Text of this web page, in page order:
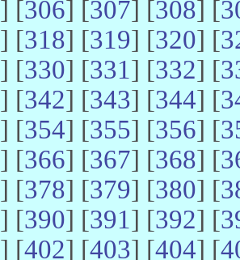
] [306] [307] [308] [
] [318] [319] [320] [
] [330] [331] [332] [
] [342] [343] [344] [
] [354] [355] [356] [
] [366] [367] [368] [
] [378] [379] [380] [
] [390] [391] [392] [
] [402] [403] [404] [